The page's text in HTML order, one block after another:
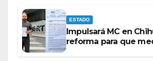
ESTADO
Impulsará MC en
reforma para que